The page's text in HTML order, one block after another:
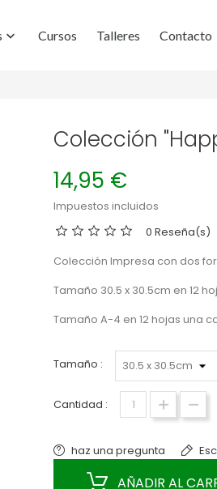
 Cursos Talleres Contacto
Colección
14,95 €
Impuestos incluidos
0 Reseña(s)
Colección Impresa con dos
Tamaño 30.5 x 30.5cm en 12
Tamaño A-4 en 12 hojas una
Tamaño :
Cantidad :
haz una pregunta
AÑADIR AL